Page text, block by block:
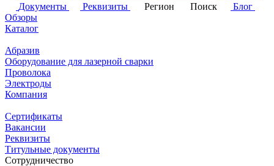
Документы
Реквизиты Регион Поиск
Блог
Обзоры
Каталог
Абразив
Оборудование для лазерной сварки
Проволока
Электроды
Компания
Сертификаты
Вакансии
Реквизиты
Титульные документы
Сотрудничество